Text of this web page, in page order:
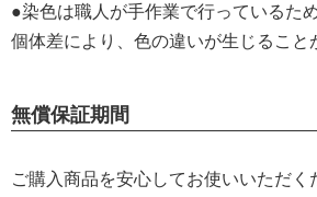
●染色は職人が手作業で行っているた
個体差により、色の違いが生じること
無償保証期間
ご購入商品を安心してお使いいただく